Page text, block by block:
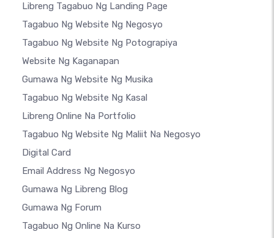
Libreng Tagabuo Ng Landing Page
Tagabuo Ng Website Ng Negosyo
Tagabuo Ng Website Ng Potograpiya
Website Ng Kaganapan
Gumawa Ng Website Ng Musika
Tagabuo Ng Website Ng Kasal
Libreng Online Na Portfolio
Tagabuo Ng Website Ng Maliit Na Negosyo
Digital Card
Email Address Ng Negosyo
Gumawa Ng Libreng Blog
Gumawa Ng Forum
Tagabuo Ng Online Na Kurso